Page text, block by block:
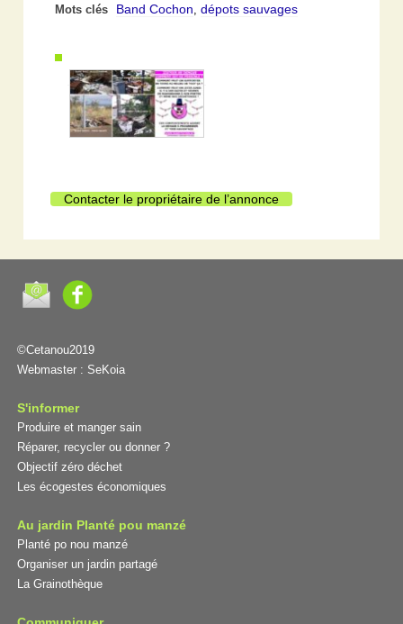
Mots clés Band Cochon ,dépots sauvages
Contacter le propriétaire de l’annonce
©Cetanou2019
Webmaster : SeKoia
S'informer
Produire et manger sain
Réparer, recycler ou donner ?
Objectif zéro déchet
Les écogestes économiques
Au jardin Planté pou manzé
Planté po nou manzé
Organiser un jardin partagé
La Grainothèque